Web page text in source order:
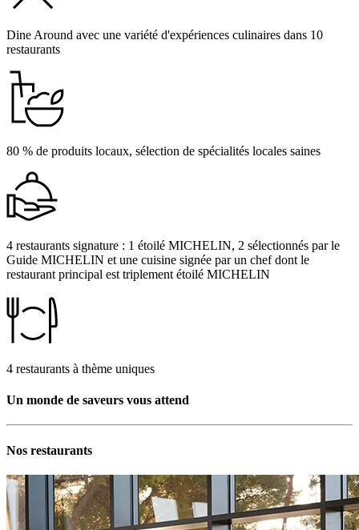
Dine Around avec une variété d'expériences culinaires dans 10
restaurants
80 % de produits locaux, sélection de spécialités locales saines
4 restaurants signature : 1 étoilé MICHELIN, 2 sélectionnés par le
Guide MICHELIN et une cuisine signée par un chef dont le
restaurant principal est triplement étoilé MICHELIN
4 restaurants à thème uniques
Un monde de saveurs vous attend
Nos restaurants